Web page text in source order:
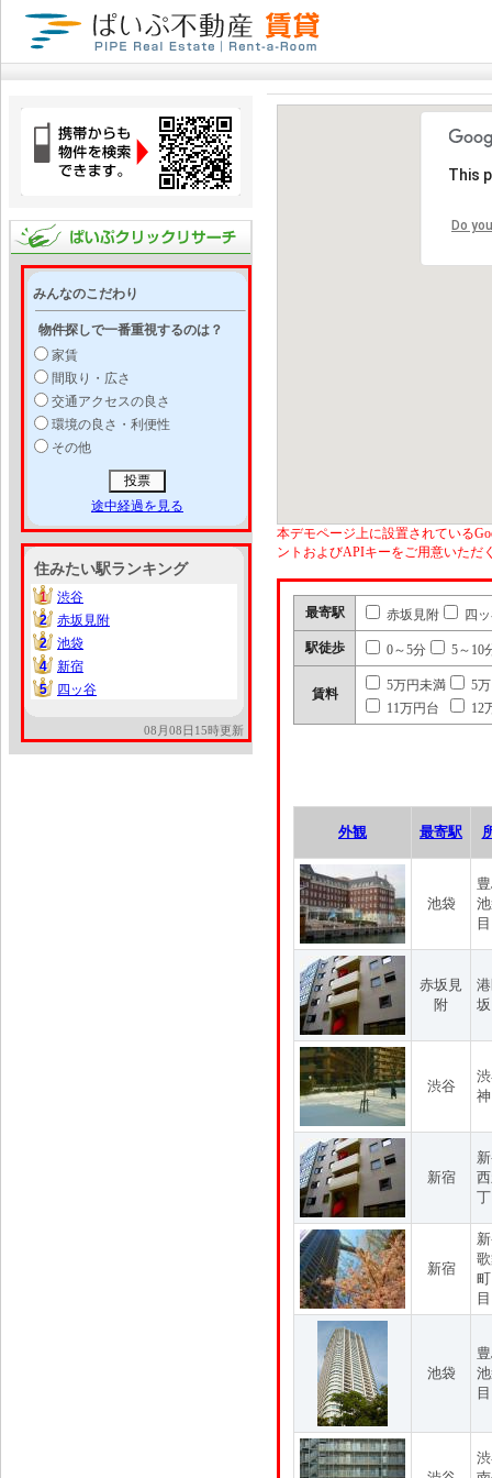
みんなのこだわり
物件探しで一番重視するのは？
家賃
間取り・広さ
交通アクセスの良さ
環境の良さ・利便性
その他
途中経過を見る
住みたい駅ランキング
1
1
渋谷
2
2
赤坂見附
2
2
池袋
4
4
新宿
5
5 四ッ谷
08月08日15時更新
This
Do
本デモページ上に設置されている
ントおよびAPIキーをご用意いただ
最寄駅 赤坂見附 四
駅徒歩 0～5分 5～10
賃料
5万円未満
5
11万円台
12
外観 最寄駅
池袋
赤坂見
附
渋谷
新宿
新宿
目
池袋
目